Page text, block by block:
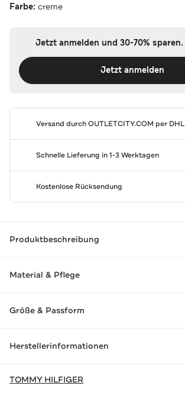
Farbe: creme
Jetzt anmelden und 30-70% sparen.
Jetzt anmelden
Versand durchOUTLETCITY.COM per DHL
Schnelle Lieferung in 1-3 Werktagen
Kostenlose Rücksendung
Produktbeschreibung
Material & Pflege
Größe & Passform
Herstellerinformationen
TOMMY HILFIGER